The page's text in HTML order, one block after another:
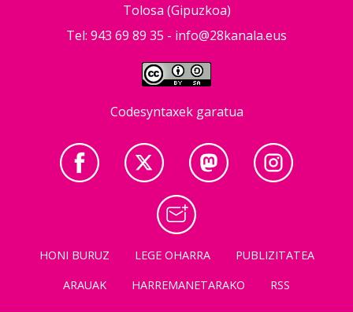
Tolosa (Gipuzkoa)
Tel: 943 69 89 35 - info@28kanala.eus
Codesyntaxek garatua
HONI BURUZ LEGE OHARRA
PUBLIZITATEA
ARAUAK
HARREMANETARAKO RSS